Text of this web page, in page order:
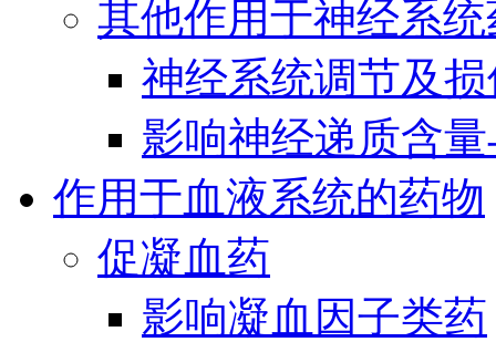
其他作用于神经系统
神经系统调节及
影响神经递质含
作用于血液系统的药物
促凝血药
影响凝血因子类药